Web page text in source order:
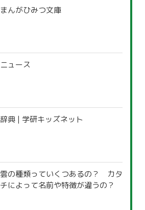
まんがひみつ文庫
ニュース
辞典 | 学研キッズネット
雲の種類っていくつあるの？ カタ
チによって名前や特徴が違うの？